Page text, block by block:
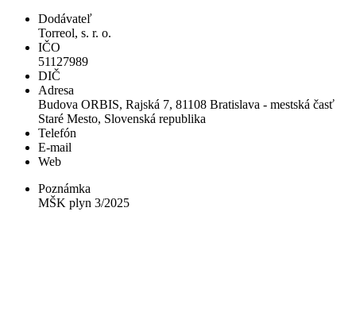
Dodávateľ
Torreol, s. r. o.
IČO
51127989
DIČ
Adresa
Budova ORBIS, Rajská 7, 81108 Bratislava - mestská časť
Staré Mesto, Slovenská republika
Telefón
E-mail
Web
Poznámka
MŠK plyn 3/2025